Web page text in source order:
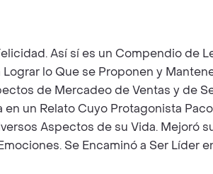
Así sí es un Compendio de
lo Que se Proponen y
de Mercadeo de Ventas y de
un Relato Cuyo Protagonista
Aspectos de su Vida. Mejoró
Se Encaminó a Ser Líder